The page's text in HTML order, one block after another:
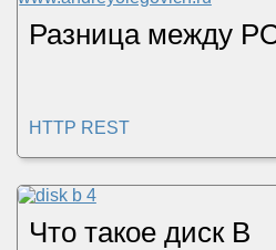
Разница между
HTTP REST
Что такое диск B